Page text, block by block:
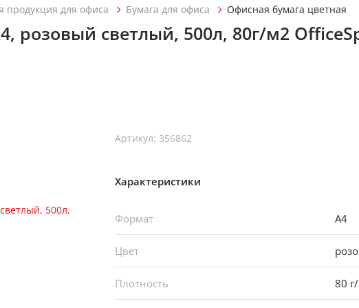
продукция для офиса Бумага для офиса Офисная бумага цветная
розовый светлый, 500л, 80г/м2
Артикул: 356862
Характеристики
Формат А4
Цвет
Плотность 80